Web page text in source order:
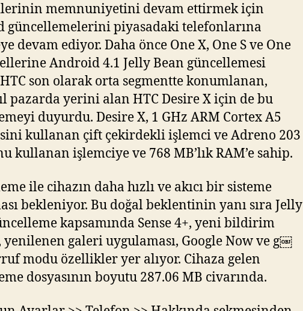
memnuniyetini devam ettirmek için
güncellemelerini piyasadaki telefonlarına
devam ediyor. Daha önce One X, One S ve One
Android 4.1 Jelly Bean güncellemesi
son olarak orta segmentte konumlanan,
pazarda yerini alan HTC Desire X için de bu
duyurdu. Desire X, 1 GHz ARM Cortex A5
kullanan çift çekirdekli işlemci ve Adreno 203
kullanan işlemciye ve 768 MB’lık RAM’e sahip.
ile cihazın daha hızlı ve akıcı bir sisteme
bekleniyor. Bu doğal beklentinin yanı sıra Jelly
kapsamında Sense 4+, yeni bildirim
yenilenen galeri uygulaması, Google Now ve g￼
modu özellikler yer alıyor. Cihaza gelen
dosyasının boyutu 287.06 MB civarında.